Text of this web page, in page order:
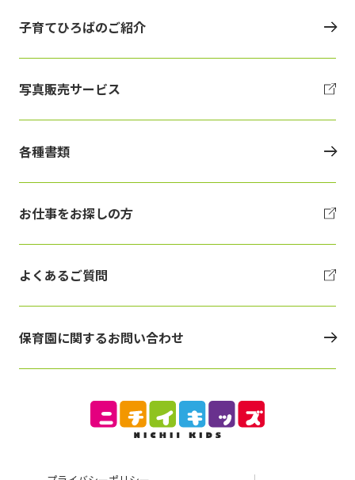
子育てひろばのご紹介
写真販売サービス
各種書類
お仕事をお探しの方
よくあるご質問
保育園に関するお問い合わせ